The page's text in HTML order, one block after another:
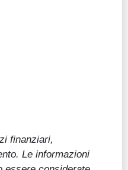
finanziari,
Le informazioni